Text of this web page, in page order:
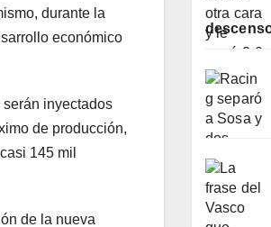
durante la
económico
inyectados
de producción,
145 mil
de la nueva